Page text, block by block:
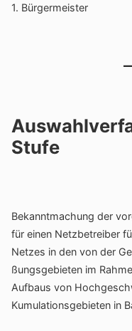
1. Bürger­meister
Stufe
Bekannt­ma­chung der
für einen Netz­be­treiber
Netzes in den von der
ßungs­ge­bieten im
Aufbaus von
Kumu­la­ti­ons­ge­bieten in